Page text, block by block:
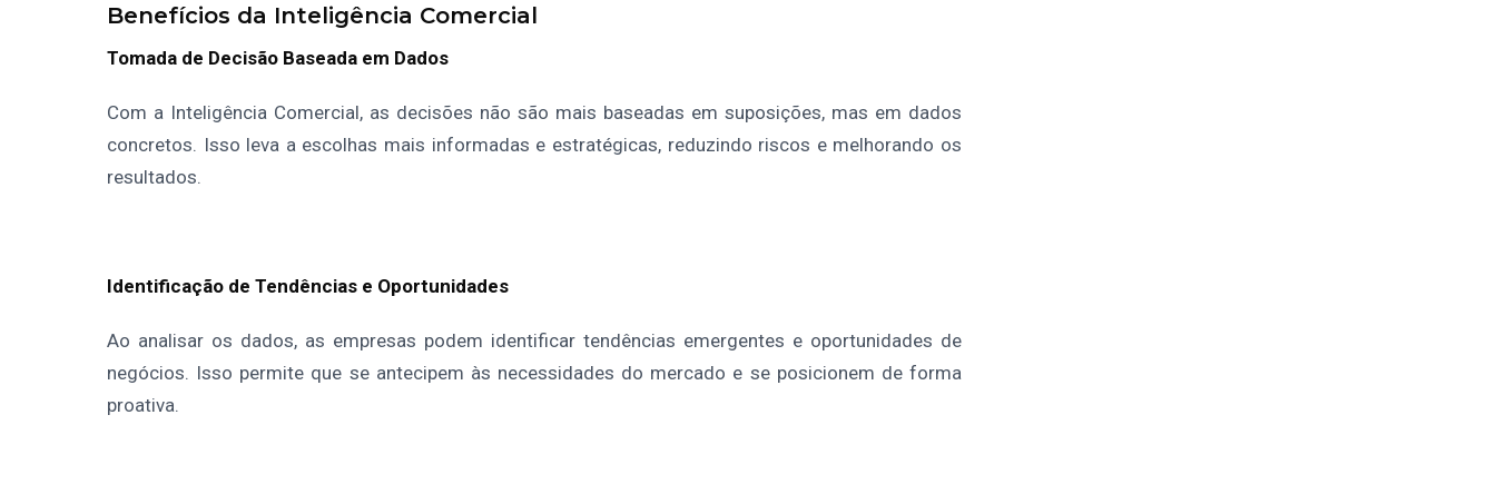
Benefícios da Inteligência Comercial
Tomada de Decisão Baseada em Dados
Com a Inteligência Comercial, as decisões não são mais baseadas em suposições, mas em dados
concretos. Isso leva a escolhas mais informadas e estratégicas, reduzindo riscos e melhorando os
resultados.
Identificação de Tendências e Oportunidades
Ao analisar os dados, as empresas podem identificar tendências emergentes e oportunidades de
negócios. Isso permite que se antecipem às necessidades do mercado e se posicionem de forma
proativa.